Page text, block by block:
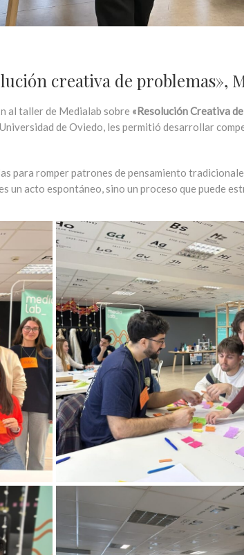
creativa de problemas»,
al taller de Medialab sobre «Resolución Creativa
de Oviedo, les permitió desarrollar
para romper patrones de pensamiento
un acto espontáneo, sino un proceso que puede